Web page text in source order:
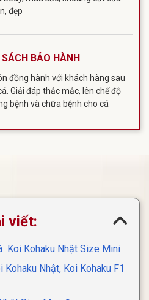
đẹp
SÁCH BẢO HÀNH
đồng hành với khách hàng sau
Giải đáp thắc mắc, lên chế độ
bệnh và chữa bệnh cho cá
viết:
Koi Kohaku Nhật Size Mini
Nhật, Koi Kohaku F1